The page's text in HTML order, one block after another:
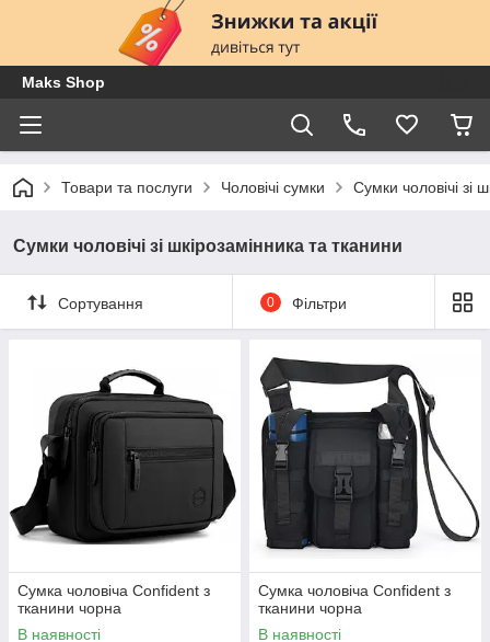
Maks Shop
Товари та послуги Чоловічі сумки Сумки чоловічі зі
Сумки чоловічі зі шкірозамінника та тканини
Сортування 0 Фільтри
Сумка чоловіча Confident з
тканини чорна
В наявності
Сумка чоловіча Confident з
тканини чорна
В наявності